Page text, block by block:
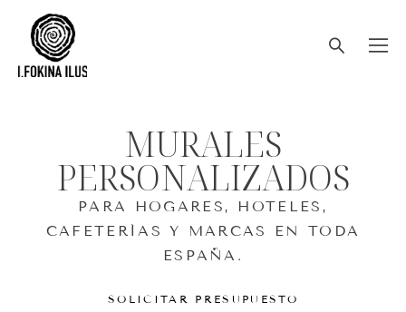
MURALES
PERSONALIZADOS
PARA HOGARES, HOTELES,
CAFETERÍAS Y MARCAS EN TODA
ESPAÑA.
SOLICITAR PRESUPUESTO